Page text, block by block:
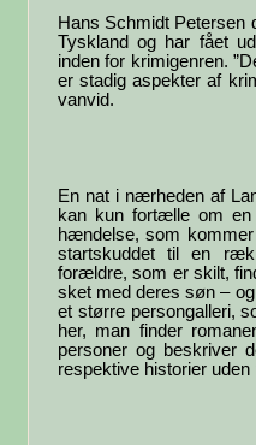
Hans Schmidt Petersen
Tyskland og har fået
inden for krimigenren.
er stadig aspekter af
vanvid.
En nat i nærheden af
kan kun fortælle om
hændelse, som
startskuddet til en
forældre, som er skilt,
sket med deres søn –
et større persongalleri,
her, man finder
personer og beskriver
respektive historier uden